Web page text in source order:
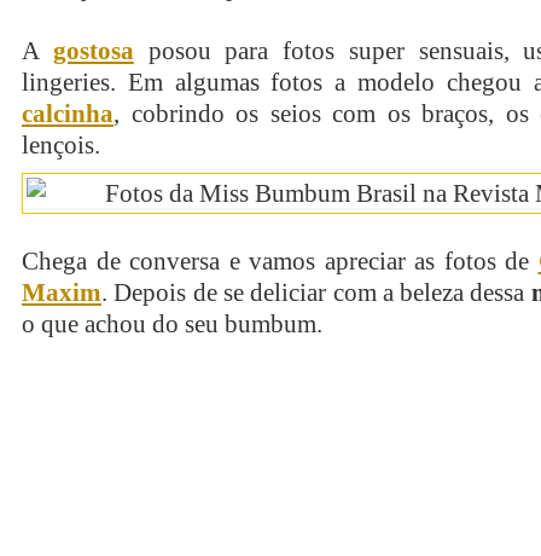
A gostosaposou para fotos super sensuais,
lingeries. Em algumas fotos a modelo chegou
calcinha, cobrindo os seios com os braços, os
lençois.
Chega de conversa e vamos apreciar as fotos de
Maxim. Depois de se deliciar com a beleza dessa
o que achou do seu bumbum.